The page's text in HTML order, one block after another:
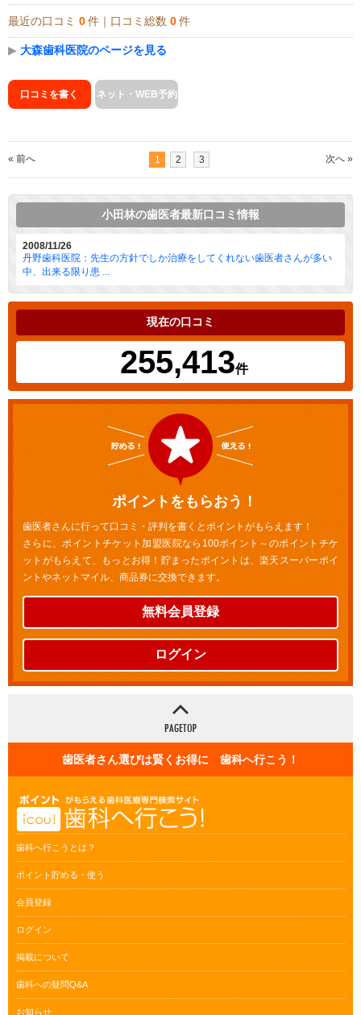
最近の口コミ 0 件｜口コミ総数 0 件
▶ 大森歯科医院のページを見る
口コミを書く ネット・WEB予約
« 前へ 1 2 3 次へ »
小田林の歯医者最新口コミ情報
2008/11/26
丹野歯科医院：先生の方針でしか治療をしてくれない歯医者さんが多い
中、出来る限り患 ...
現在の口コミ
255,413件
ポイントをもらおう！
歯医者さんに行って口コミ・評判を書くとポイントがもらえます！
さらに、ポイントチケット加盟医院なら100ポイント～のポイントチケ
ットがもらえて、もっとお得！貯まったポイントは、楽天スーパーポイ
ントやネットマイル、商品券に交換できます。
無料会員登録
ログイン
歯医者さん選びは賢くお得に 歯科へ行こう！
歯科へ行こうとは？
ポイント貯める・使う
会員登録
ログイン
掲載について
歯科への疑問Q&A
お知らせ